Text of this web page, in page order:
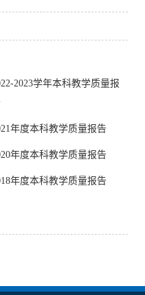
2023学年本科教学质量报
年度本科教学质量报告
年度本科教学质量报告
年度本科教学质量报告